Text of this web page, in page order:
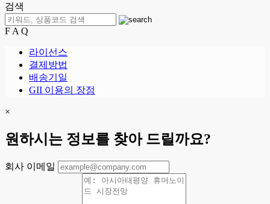
검색
F A Q
라이선스
결제방법
배송기일
GII 이용의 장점
×
원하시는 정보를 찾아 드릴까요?
회사 이메일